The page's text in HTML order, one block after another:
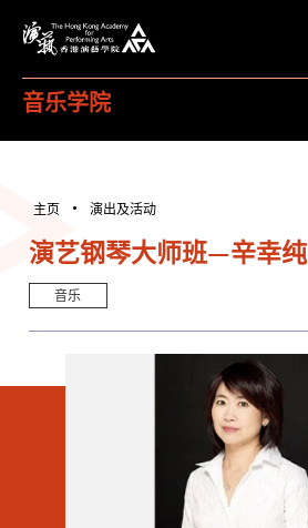
音乐学院
主页 演出及活动
演艺钢琴大师班—辛幸纯
音乐